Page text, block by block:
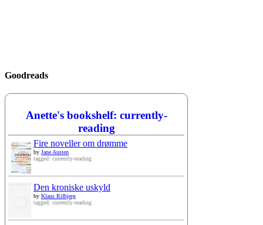
Goodreads
Anette's bookshelf: currently-
reading
Fire noveller om drømme
by Jane Austen
tagged: currently-reading
Den kroniske uskyld
by Klaus Rifbjerg
tagged: currently-reading